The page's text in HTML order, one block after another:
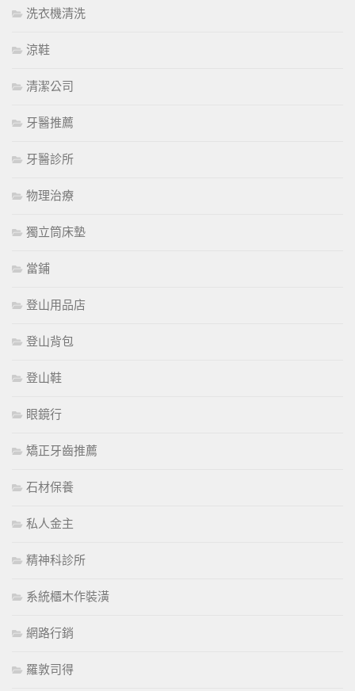
洗衣機清洗
涼鞋
清潔公司
牙醫推薦
牙醫診所
物理治療
獨立筒床墊
當鋪
登山用品店
登山背包
登山鞋
眼鏡行
矯正牙齒推薦
石材保養
私人金主
精神科診所
系統櫃木作裝潢
網路行銷
羅敦司得